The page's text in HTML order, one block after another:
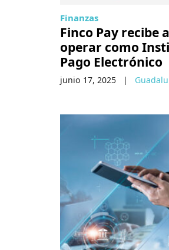
Finanzas
Finco Pay recibe
operar como
Pago Electrónico
junio 17, 2025 |